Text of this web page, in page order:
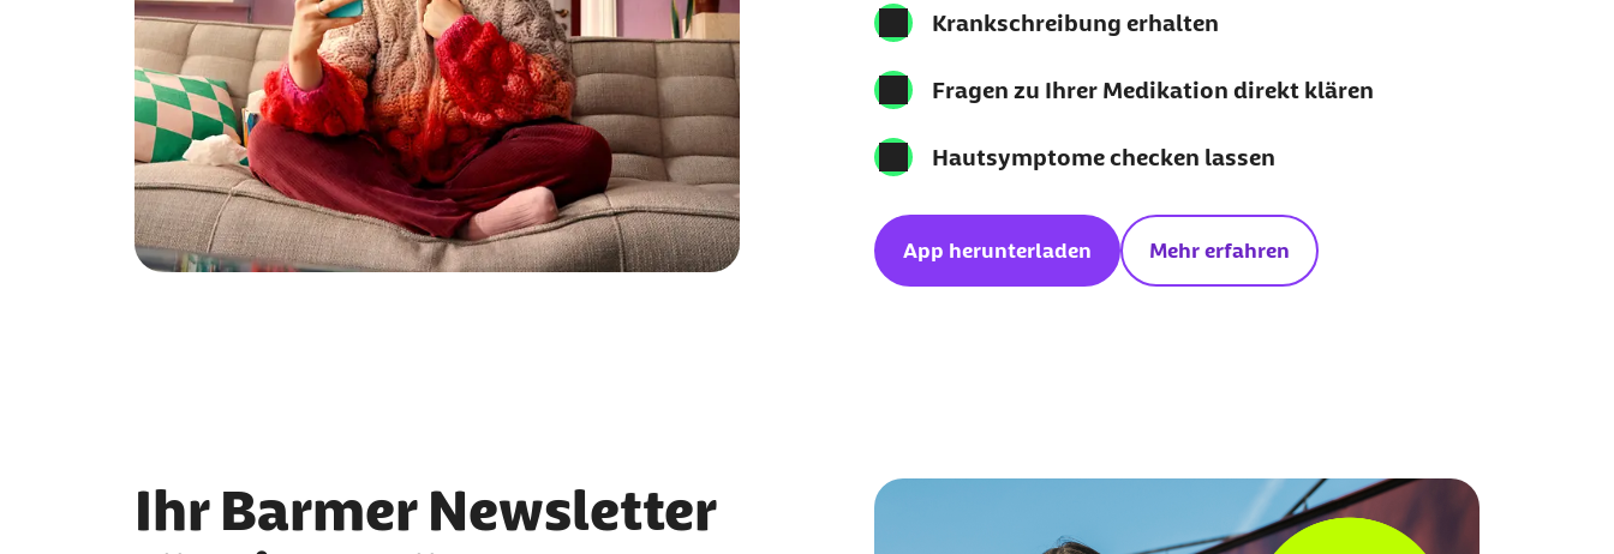
Krankschreibung erhalten
Fragen zu Ihrer Medikation direkt klären
Hautsymptome checken lassen
App herunterladen Mehr erfahren
Ihr Barmer Newsletter